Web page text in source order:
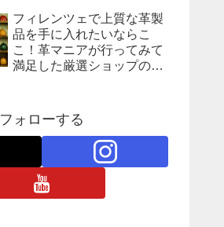
フィレンツェで上質な革製
品を手に入れたいならこ
こ！革マニアが行ってみて
満足した厳選ショップの紹
フォローする